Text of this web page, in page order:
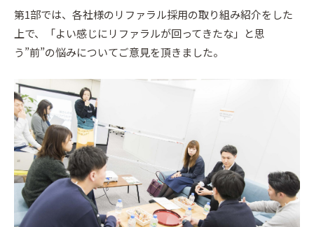
第1部では、各社様のリファラル採用の取り組み紹介をした
上で、「よい感じにリファラルが回ってきたな」と思
う”前”の悩みについてご意見を頂きました。